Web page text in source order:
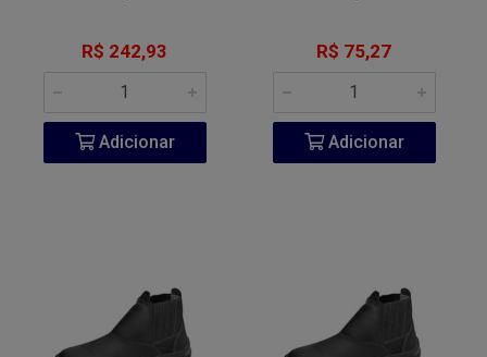
R$ 242,93
Adicionar
R$ 75,27
Adicionar